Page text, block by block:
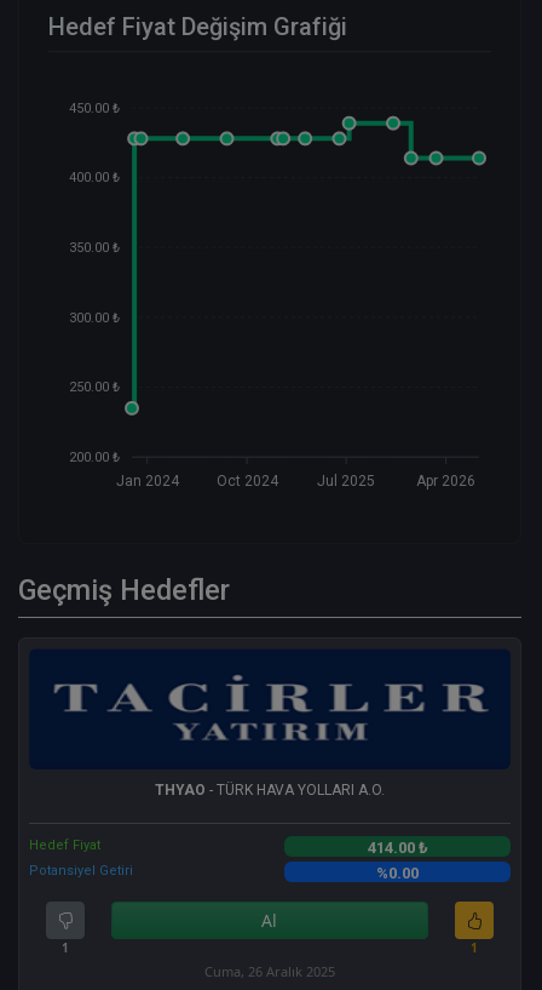
Hedef Fiyat Değişim Grafiği
450.00 ₺
400.00 ₺
350.00 ₺
300.00 ₺
250.00 ₺
200.00 ₺
Jan 2024 Oct 2024 Jul 2025 Apr 2026
Geçmiş Hedefler
THYAO - TÜRK HAVA YOLLARI A.O.
Hedef Fiyat 414.00 ₺
Potansiyel Getiri %0.00
1
Al
1
Cuma, 26 Aralık 2025